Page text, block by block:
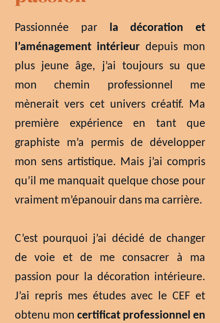
Passionnée parla décoration et
l’aménagement intérieur depuis mon
plus jeune âge, j’ai toujours su que
mon chemin professionnel me
mènerait vers cet univers créatif. Ma
première expérience en tant que
graphiste m’a permis de développer
mon sens artistique. Mais j’ai compris
qu’il me manquait quelque chose pour
vraiment m’épanouir dans ma carrière.
C’est pourquoi j’ai décidé de changer
de voie et de me consacrer à ma
passion pour la décoration intérieure.
J’ai repris mes études avec le CEF et
obtenu mon certificat professionnel en